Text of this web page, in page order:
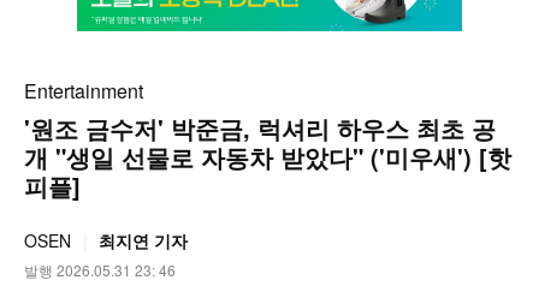
Entertainment
'원조 금수저' 박준금, 럭셔리 하우스 최초 공
개 "생일 선물로 자동차 받았다" ('미우새') [핫
피플]
OSEN 최지연 기자
발행 2026.05.31 23: 46